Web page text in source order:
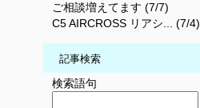
ご相談増えてます (7/7)
C5 AIRCROSS リアシ... (7/4)
記事検索
検索語句